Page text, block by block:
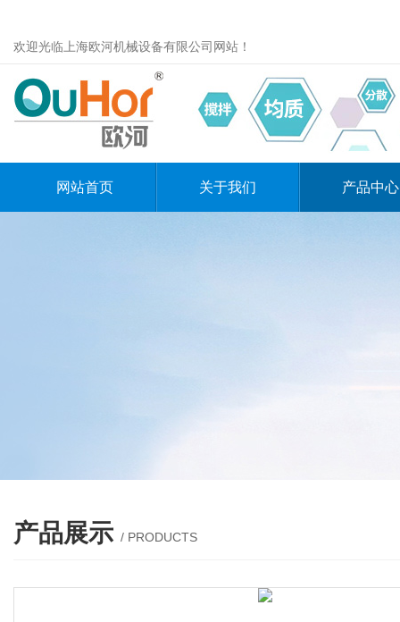
欢迎光临上海欧河机械设备有限公司网站！
网站首页 关于我们 产品中心
产品展示 / PRODUCTS